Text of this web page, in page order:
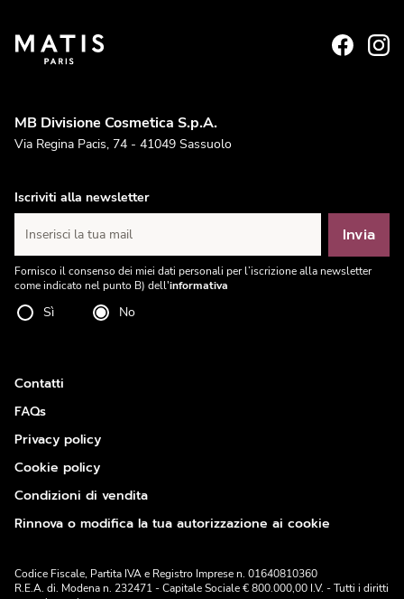
MB Divisione Cosmetica S.p.A.
Via Regina Pacis, 74 - 41049 Sassuolo
Iscriviti alla newsletter
Inserisci la tua mail Invia
Fornisco il consenso dei miei dati personali per l’iscrizione alla newsletter
come indicato nel punto B) dell'informativa
Sì No
Contatti
FAQs
Privacy policy
Cookie policy
Condizioni di vendita
Rinnova o modifica la tua autorizzazione ai cookie
Codice Fiscale, Partita IVA e Registro Imprese n. 01640810360
R.E.A. di. Modena n. 232471 - Capitale Sociale € 800.000,00 I.V. - Tutti i diritti